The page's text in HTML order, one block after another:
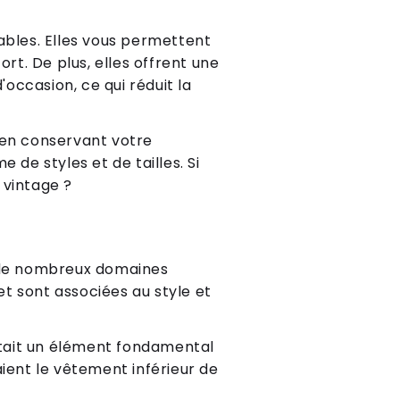
Elles vous permettent
De plus, elles offrent une
ce qui réduit la
conservant votre
de styles et de tailles. Si
?
nombreux domaines
sont associées au style et
un élément fondamental
le vêtement inférieur de